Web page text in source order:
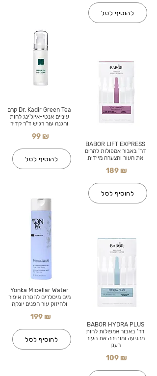
Dr. Kadir Green Tea קרם
עיניים אנטי-אייג'ינג לחות
והגנה עור רגיש ד"ר קדיר
99 ₪
להוסיף לסל
Yonka Micellar Water
מים מיסלרים להסרת איפור
ולחיזוק עור הפנים יונקה
199 ₪
להוסיף לסל
להוסיף לסל
BABOR LIFT EXPRESS
דר' באבור אמפולות להרים
את העור והצערה מיידית
189 ₪
להוסיף לסל
BABOR HYDRA PLUS
דר' באבור אמפולות לחות
מרגיעה ומותירה את העור
רענן
109 ₪